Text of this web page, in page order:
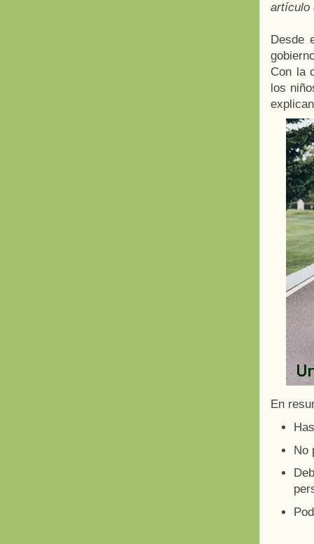
artículo
Desde
Con la
los
En
No